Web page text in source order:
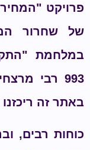
שחרור
993 רבי
זה ריכזנו
רבים,